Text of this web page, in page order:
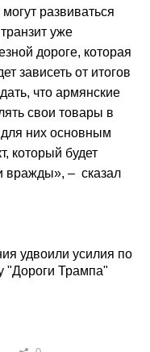
развиваться
уже
дороге, которая
зависеть от итогов
что армянские
свои товары в
них основным
который будет
вражды», – сказал
удвоили усилия по
"Дороги Трампа"